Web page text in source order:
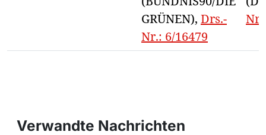
GRÜNEN), Drs.-
Nr.: 6/16479
Verwandte Nachrichten